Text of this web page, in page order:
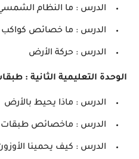
الدرس : ما النظام
الدرس : ما خصائص
الدرس : حركة الأرض
الوحدة التعليمية الثانية :
الدرس : ماذا يحيط بالأرض
الدرس : ماخصائص طبقات
الدرس : كيف يحمينا